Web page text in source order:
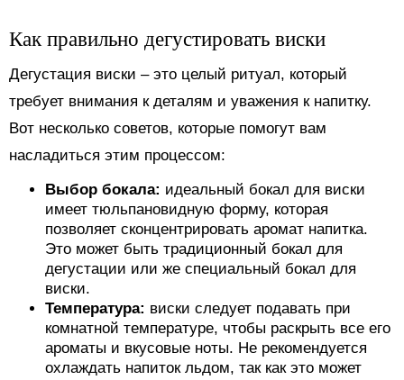
Как правильно дегустировать виски
Дегустация виски – это целый ритуал, который
требует внимания к деталям и уважения к напитку.
Вот несколько советов, которые помогут вам
насладиться этим процессом:
Выбор бокала: идеальный бокал для виски
имеет тюльпановидную форму, которая
позволяет сконцентрировать аромат напитка.
Это может быть традиционный бокал для
дегустации или же специальный бокал для
виски.
Температура: виски следует подавать при
комнатной температуре, чтобы раскрыть все его
ароматы и вкусовые ноты. Не рекомендуется
охлаждать напиток льдом, так как это может